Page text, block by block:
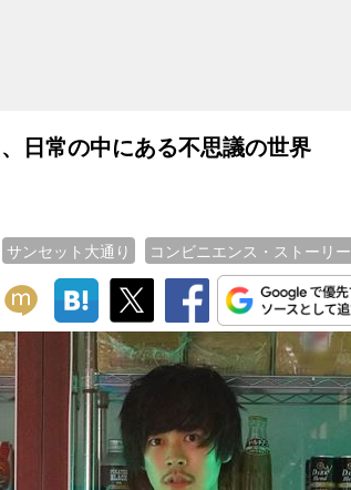
日常の中にある不思議の世界
サンセット大通り コンビニエンス・ストーリー